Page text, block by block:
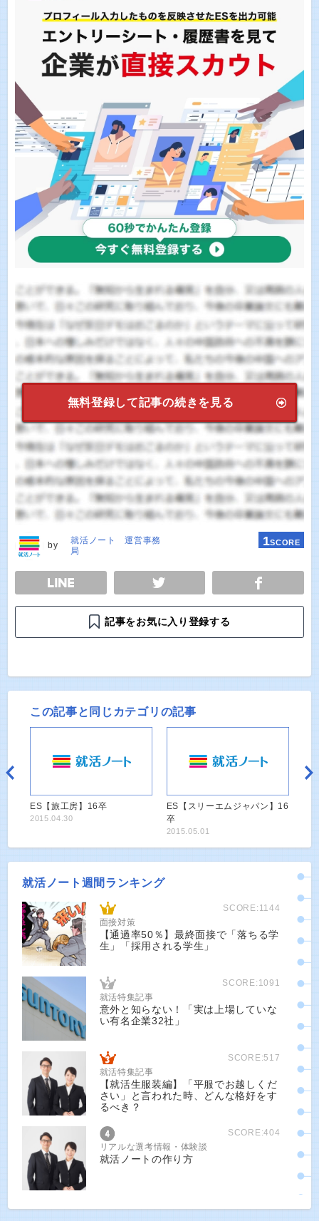
無料登録して記事の続きを見る
by
就活ノート 運営事務
局
1SCORE
TWEET
記事をお気に入り登録する
この記事と同じカテゴリの記事
ES【旅工房】16卒
2015.04.30
ES【スリーエムジャパン】16
卒
2015.05.01
就活ノート週間ランキング
SCORE:1144
面接対策
【通過率50％】最終面接で「落ちる学
生」「採用される学生」
SCORE:1091
就活特集記事
意外と知らない！「実は上場していな
い有名企業32社」
SCORE:517
就活特集記事
【就活生服装編】「平服でお越しくだ
さい」と言われた時、どんな格好をす
るべき？
SCORE:404
リアルな選考情報・体験談
就活ノートの作り方